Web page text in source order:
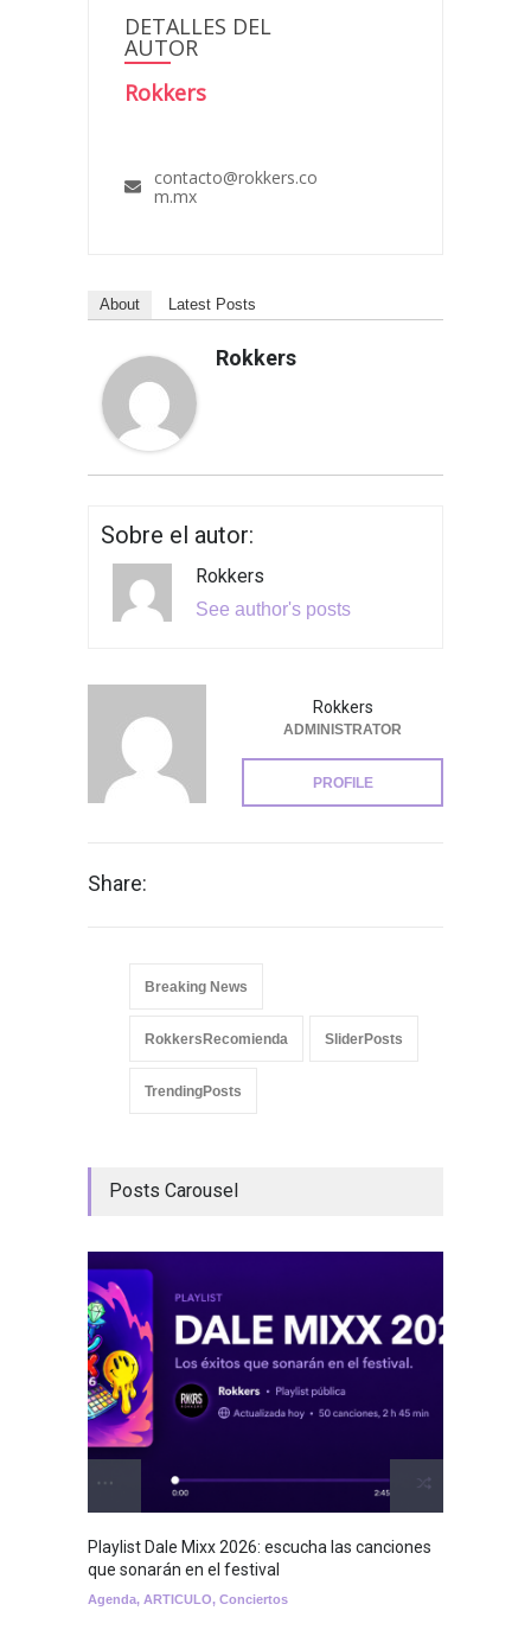
DETALLES DEL
AUTOR
Rokkers
contacto@rokkers.co
m.mx
About Latest Posts
Rokkers
Sobre el autor:
Rokkers
See author's posts
Rokkers
ADMINISTRATOR
PROFILE
Share:
Breaking News
RokkersRecomienda SliderPosts
TrendingPosts
Posts Carousel
Playlist Dale Mixx 2026: escucha las canciones
que sonarán en el festival
Agenda, ARTICULO, Conciertos